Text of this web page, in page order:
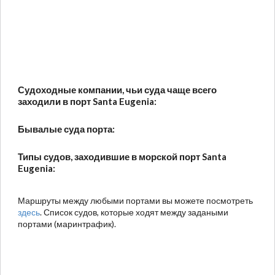
Судоходные компании, чьи суда чаще всего
заходили в порт Santa Eugenia:
Бывалые суда порта:
Типы судов, заходившие в морской порт Santa
Eugenia:
Маршруты между любыми портами вы можете посмотреть
здесь. Список судов, которые ходят между задаными
портами (маринтрафик).